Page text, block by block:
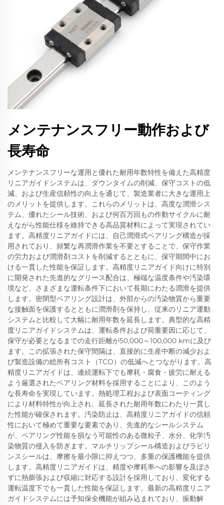
メンテナンスフリー動作および
長寿命
メンテナンスフリーな運用と優れた耐用年数特性を備えた高精度
リニアガイドシステムは、ダウンタイムの削減、保守コストの低
減、および生産信頼性の向上を通じて、製造業者に大きな運用上
のメリットを提供します。これらのメリットは、高度な潤滑シス
テム、優れたシール技術、および何百万回もの作動サイクルに耐
えながら性能仕様を維持できる高品質材料によって実現されてい
ます。高精度リニアガイドには、自己潤滑式ベアリング構造が採
用されており、頻繁な再潤滑作業を不要とすることで、保守作業
の労力および潤滑剤コストを削減するとともに、保守期間中にお
ける一貫した性能を保証します。高精度リニアガイド向けに特別
に開発された先進的なグリース配合は、極端な温度条件や汚染環
境など、さまざまな運転条件下において長期にわたる潤滑を提供
します。密閉型ベアリング設計は、外部からの汚染物質から重要
な接触面を保護するとともに潤滑剤を保持し、従来のリニア運動
システムと比較して大幅に耐用年数を延長します。典型的な高精
度リニアガイドシステムは、運転条件および荷重要因に応じて、
保守が必要となるまでの走行距離が50,000～100,000 kmに及び
ます。この拡張された保守間隔は、直接的に生産中断の減少およ
び製造設備の総所有コスト（TCO）の低減へとつながります。高
精度リニアガイドは、連続運転下でも摩耗・腐食・疲労に耐える
よう厳選されたベアリング材料を採用することにより、このよう
な長寿命を実現しています。熱処理工程および表面コーティング
により材料特性が向上され、延長された耐用年数にわたり一貫し
た性能が確保されます。汚染防止は、高精度リニアガイドの信頼
性において極めて重要な要素であり、先進的なシールシステム
が、ベアリング性能を損なう可能性のある微粒子、水分、化学汚
染物質の侵入を防ぎます。マルチリップシール構造およびラビリ
ンスシールは、摩擦を最小限に抑えつつ、多重の保護機能を提供
します。高精度リニアガイドは、精度や摩耗率への影響を及ぼさ
ずに熱膨張および収縮に対応する設計を採用しており、変化する
運転温度下でも一貫した性能を保証します。最新の高精度リニア
ガイドシステムには予知保全機能が組み込まれており、振動解